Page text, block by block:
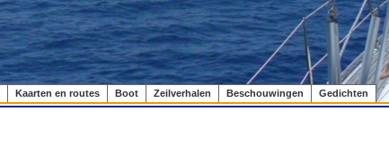
Kaarten en routes Boot Zeilverhalen Beschouwingen Gedichten